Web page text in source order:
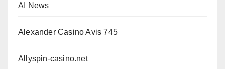
AI News
Alexander Casino Avis 745
Allyspin-casino.net